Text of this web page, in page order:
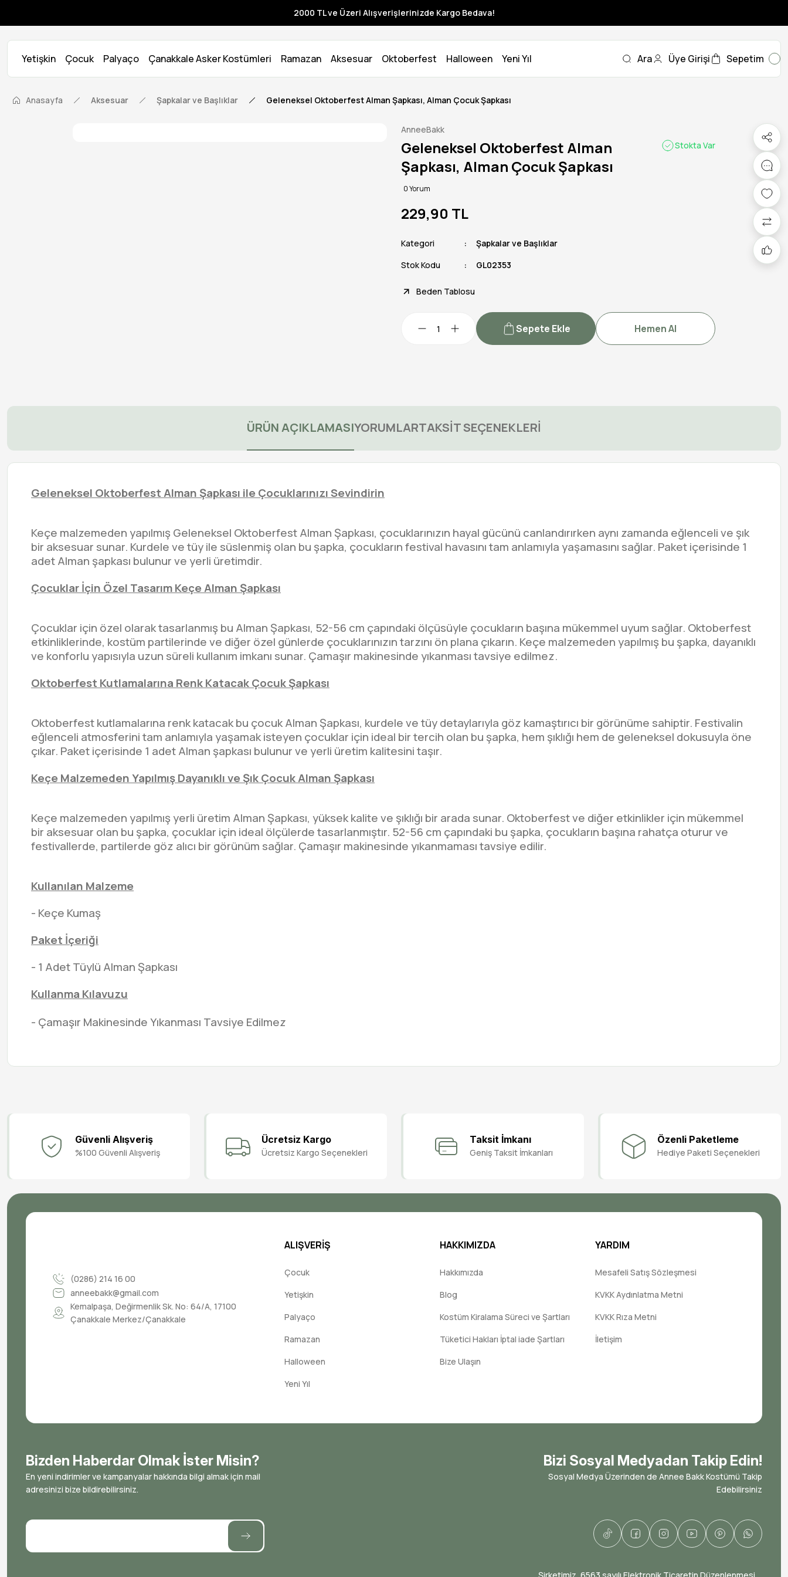
2000 TL ve Üzeri Alışverişlerinizde Kargo Bedava!
Yetişkin Çocuk Palyaço Çanakkale Asker Kostümleri Ramazan Aksesuar Oktoberfest Halloween Yeni Yıl Ara Üye Girişi Sepetim
Anasayfa Aksesuar Şapkalar ve Başlıklar Geleneksel Oktoberfest Alman Şapkası, Alman Çocuk Şapkası
AnneeBakk
Geleneksel Oktoberfest Alman
Şapkası, Alman Çocuk Şapkası
0 Yorum
Stokta Var
229,90 TL
Kategori
Şapkalar ve Başlıklar
Stok Kodu
GL02353
Beden Tablosu
Sepete Ekle Hemen Al
ÜRÜN AÇIKLAMASIYORUMLARTAKSİT SEÇENEKLERİ
Geleneksel Oktoberfest Alman Şapkası ile Çocuklarınızı Sevindirin
Keçe malzemeden yapılmış Geleneksel Oktoberfest Alman Şapkası, çocuklarınızın hayal gücünü canlandırırken aynı zamanda eğlenceli ve şık
bir aksesuar sunar. Kurdele ve tüy ile süslenmiş olan bu şapka, çocukların festival havasını tam anlamıyla yaşamasını sağlar. Paket içerisinde 1
adet Alman şapkası bulunur ve yerli üretimdir.
Çocuklar İçin Özel Tasarım Keçe Alman Şapkası
Çocuklar için özel olarak tasarlanmış bu Alman Şapkası, 52-56 cm çapındaki ölçüsüyle çocukların başına mükemmel uyum sağlar. Oktoberfest
etkinliklerinde, kostüm partilerinde ve diğer özel günlerde çocuklarınızın tarzını ön plana çıkarın. Keçe malzemeden yapılmış bu şapka, dayanıklı
ve konforlu yapısıyla uzun süreli kullanım imkanı sunar. Çamaşır makinesinde yıkanması tavsiye edilmez.
Oktoberfest Kutlamalarına Renk Katacak Çocuk Şapkası
Oktoberfest kutlamalarına renk katacak bu çocuk Alman Şapkası, kurdele ve tüy detaylarıyla göz kamaştırıcı bir görünüme sahiptir. Festivalin
eğlenceli atmosferini tam anlamıyla yaşamak isteyen çocuklar için ideal bir tercih olan bu şapka, hem şıklığı hem de geleneksel dokusuyla öne
çıkar. Paket içerisinde 1 adet Alman şapkası bulunur ve yerli üretim kalitesini taşır.
Keçe Malzemeden Yapılmış Dayanıklı ve Şık Çocuk Alman Şapkası
Keçe malzemeden yapılmış yerli üretim Alman Şapkası, yüksek kalite ve şıklığı bir arada sunar. Oktoberfest ve diğer etkinlikler için mükemmel
bir aksesuar olan bu şapka, çocuklar için ideal ölçülerde tasarlanmıştır. 52-56 cm çapındaki bu şapka, çocukların başına rahatça oturur ve
festivallerde, partilerde göz alıcı bir görünüm sağlar. Çamaşır makinesinde yıkanmaması tavsiye edilir.
Kullanılan Malzeme
- Keçe Kumaş
Paket İçeriği
- 1 Adet Tüylü Alman Şapkası
Kullanma Kılavuzu
- Çamaşır Makinesinde Yıkanması Tavsiye Edilmez
Güvenli Alışveriş
%100 Güvenli Alışveriş
Ücretsiz Kargo
Ücretsiz Kargo Seçenekleri
Taksit İmkanı
Geniş Taksit İmkanları
Özenli Paketleme
Hediye Paketi Seçenekleri
(0286) 214 16 00
anneebakk@gmail.com
Kemalpaşa, Değirmenlik Sk. No: 64/A, 17100
Çanakkale Merkez/Çanakkale
ALIŞVERİŞ
Çocuk
Yetişkin
Palyaço
Ramazan
Halloween
Yeni Yıl
HAKKIMIZDA
Hakkımızda
Blog
Kostüm Kiralama Süreci ve Şartları
Tüketici Hakları İptal iade Şartları
Bize Ulaşın
YARDIM
Mesafeli Satış Sözleşmesi
KVKK Aydınlatma Metni
KVKK Rıza Metni
İletişim
Bizden Haberdar Olmak İster Misin?
En yeni indirimler ve kampanyalar hakkında bilgi almak için mail
adresinizi bize bildirebilirsiniz.
Bizi Sosyal Medyadan Takip Edin!
Sosyal Medya Üzerinden de Annee Bakk Kostümü Takip
Edebilirsiniz